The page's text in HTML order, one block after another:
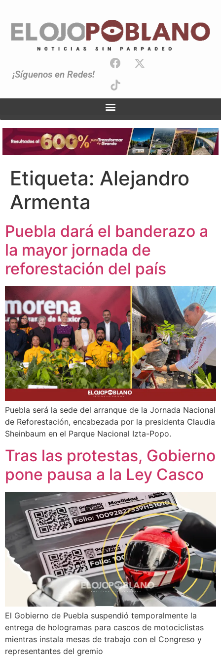
¡Síguenos en Redes!
Etiqueta: Alejandro
Armenta
Puebla dará el banderazo a
la mayor jornada de
reforestación del país
Puebla será la sede del arranque de la Jornada Nacional
de Reforestación, encabezada por la presidenta Claudia
Sheinbaum en el Parque Nacional Izta-Popo.
Tras las protestas, Gobierno
pone pausa a la Ley Casco
El Gobierno de Puebla suspendió temporalmente la
entrega de hologramas para cascos de motociclistas
mientras instala mesas de trabajo con el Congreso y
representantes del gremio